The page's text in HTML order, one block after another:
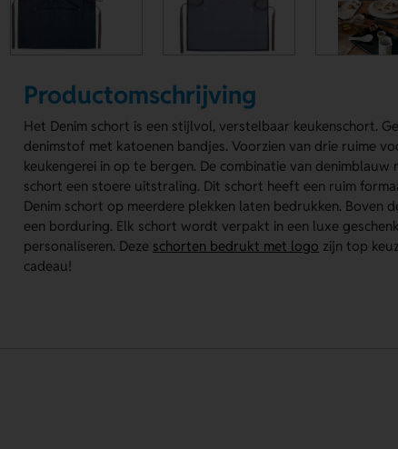
Productomschrijving
Het Denim schort is een stijlvol, verstelbaar keukenschort.
denimstof met katoenen bandjes. Voorzien van drie ruime
keukengerei in op te bergen. De combinatie van
schort een stoere uitstraling. Dit schort heeft een ruim
Denim schort op meerdere plekken laten bedrukken. Boven
een borduring. Elk schort wordt verpakt in een luxe
personaliseren. Deze schorten bedrukt met logo zijn top
cadeau!